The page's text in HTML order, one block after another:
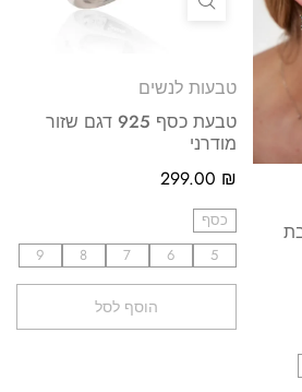
טבעות לנשים
טבעת כסף 925 דגם שזור
מודרני
299.00 ₪
כסף
5
6
7
8
9
הוסף לסל